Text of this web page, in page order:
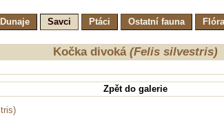
Savci Ptáci Ostatní fauna Flóra
Kočka divoká (Felis silvestris)
Zpět do galerie